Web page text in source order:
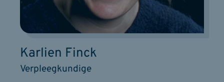
Verpleegkundige
Karlien Finck